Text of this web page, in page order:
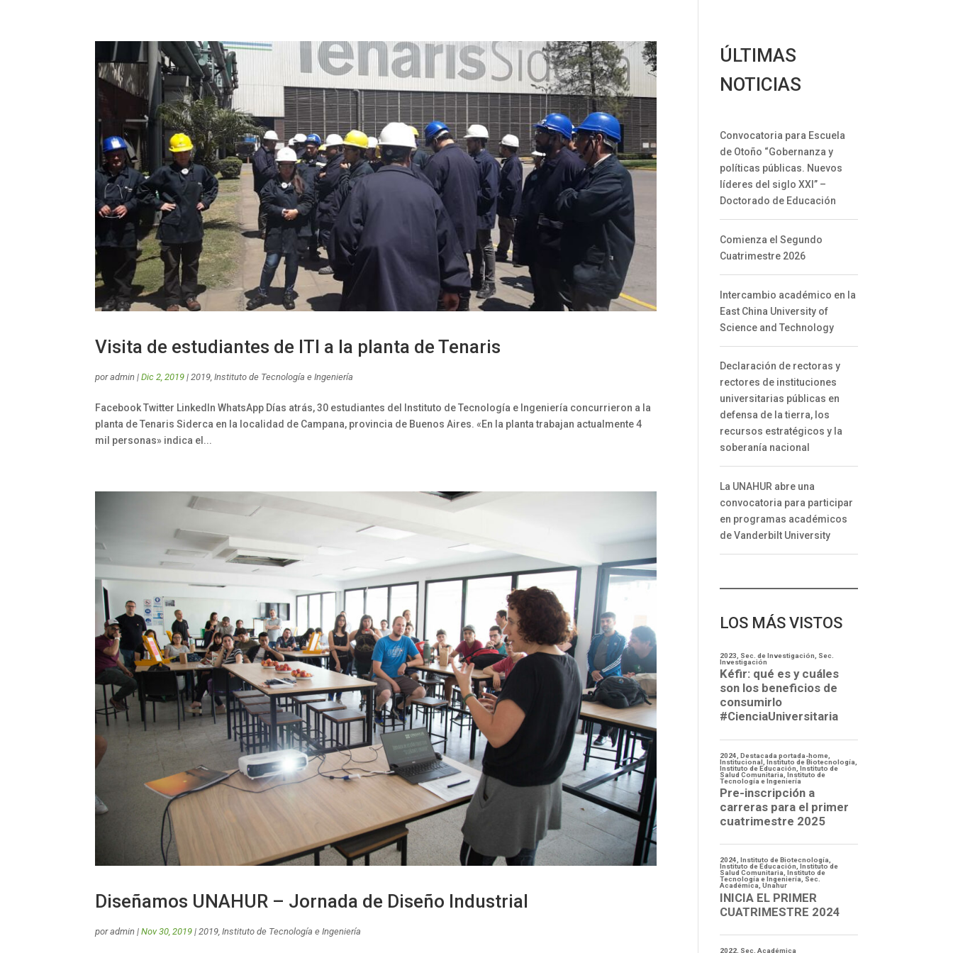
Visita de estudiantes de ITI a la planta de Tenaris
poradmin |Dic 2, 2019 |2019,Instituto de Tecnología e Ingeniería
Facebook Twitter LinkedIn WhatsApp Días atrás, 30 estudiantes del Instituto de Tecnología e Ingeniería concurrieron a la
planta de Tenaris Siderca en la localidad de Campana, provincia de Buenos Aires. «En la planta trabajan actualmente 4
mil personas» indica el...
Diseñamos UNAHUR – Jornada de Diseño Industrial
poradmin |Nov 30, 2019 | 2019 ,Instituto de Tecnología e Ingeniería
ÚLTIMAS
NOTICIAS
Convocatoria para Escuela
de Otoño “Gobernanza y
políticas públicas. Nuevos
líderes del siglo XXI” –
Doctorado de Educación
Comienza el Segundo
Cuatrimestre 2026
Intercambio académico en la
East China University of
Science and Technology
Declaración de rectoras y
rectores de instituciones
universitarias públicas en
defensa de la tierra, los
recursos estratégicos y la
soberanía nacional
La UNAHUR abre una
convocatoria para participar
en programas académicos
de Vanderbilt University
LOS MÁS VISTOS